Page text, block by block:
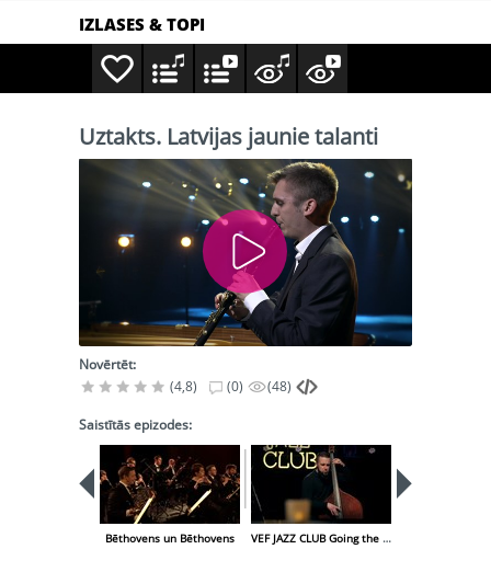
IZLASES & TOPI
Uztakts. Latvijas jaunie talanti
Novērtēt:
(4,8)
(0) (48)
Saistītās epizodes:
Bēthovens un Bēthovens VEF JAZZ CLUB Going the Pretty Road